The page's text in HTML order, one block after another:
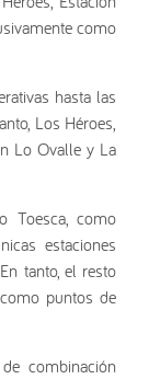
como
hasta las
Los Héroes,
Lo Ovalle y La
Toesca, como
estaciones
tanto, el resto
puntos de
combinación